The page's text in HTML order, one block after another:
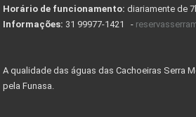
Horário de funcionamento: diariamente de
Informações: 31 99977-1421 -
A qualidade das águas das Cachoeiras Serra
pela Funasa.